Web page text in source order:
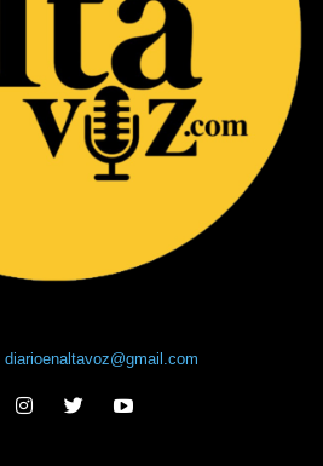
diarioenaltavoz@gmail.com